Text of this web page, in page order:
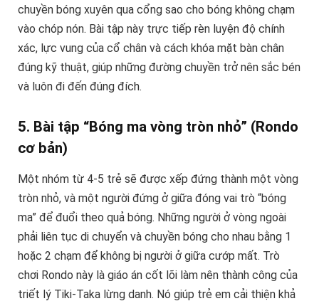
chuyền bóng xuyên qua cổng sao cho bóng không chạm
vào chóp nón. Bài tập này trực tiếp rèn luyện độ chính
xác, lực vung của cổ chân và cách khóa mặt bàn chân
đúng kỹ thuật, giúp những đường chuyền trở nên sắc bén
và luôn đi đến đúng đích.
5. Bài tập “Bóng ma vòng tròn nhỏ” (Rondo
cơ bản)
Một nhóm từ 4-5 trẻ sẽ được xếp đứng thành một vòng
tròn nhỏ, và một người đứng ở giữa đóng vai trò “bóng
ma” để đuổi theo quả bóng. Những người ở vòng ngoài
phải liên tục di chuyển và chuyền bóng cho nhau bằng 1
hoặc 2 chạm để không bị người ở giữa cướp mất. Trò
chơi Rondo này là giáo án cốt lõi làm nên thành công của
triết lý Tiki-Taka lừng danh. Nó giúp trẻ em cải thiện khả